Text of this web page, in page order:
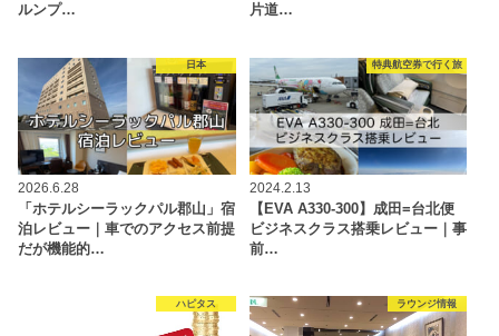
ルンプ…
片道…
日本
2026.6.28
「ホテルシーラックパル郡山」宿
泊レビュー｜車でのアクセス前提
だが機能的…
特典航空券で行く旅
2024.2.13
【EVA A330-300】成田=台北便
ビジネスクラス搭乗レビュー｜事
前…
ハピタス ラウンジ情報